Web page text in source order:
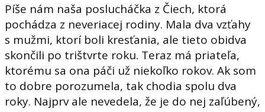
Píše nám naša poslucháčka z Čiech, ktorá
pochádza z neveriacej rodiny. Mala dva vzťahy
s mužmi, ktorí boli kresťania, ale tieto obidva
skončili po trištvrte roku. Teraz má priateľa,
ktorému sa ona páči už niekoľko rokov. Ak som
to dobre porozumela, tak chodia spolu dva
roky. Najprv ale nevedela, že je do nej zaľúbený,